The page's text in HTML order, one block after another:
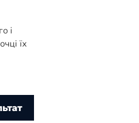
і
їх